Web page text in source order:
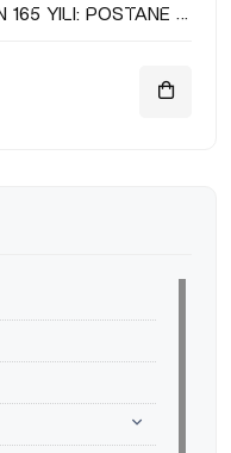
Bir binanın izinde Galata’nın 165 yılı: Postane bina turu